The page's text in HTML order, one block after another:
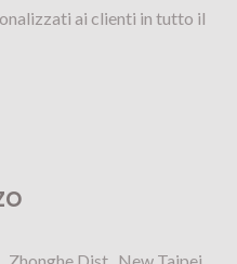
ai clienti in tutto il